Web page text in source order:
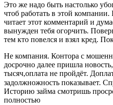
​Это же надо быть настолько
чтоб работать в этой
читает этот комментарий и
вынужден тебя огорчить.
тем кто повелся и взял кред.
Не компания. Контора с
досрочно далее пришла
тысяч,оплата не пройдёт.
задолжножность показывает.
Историю займа смотришь
полностью